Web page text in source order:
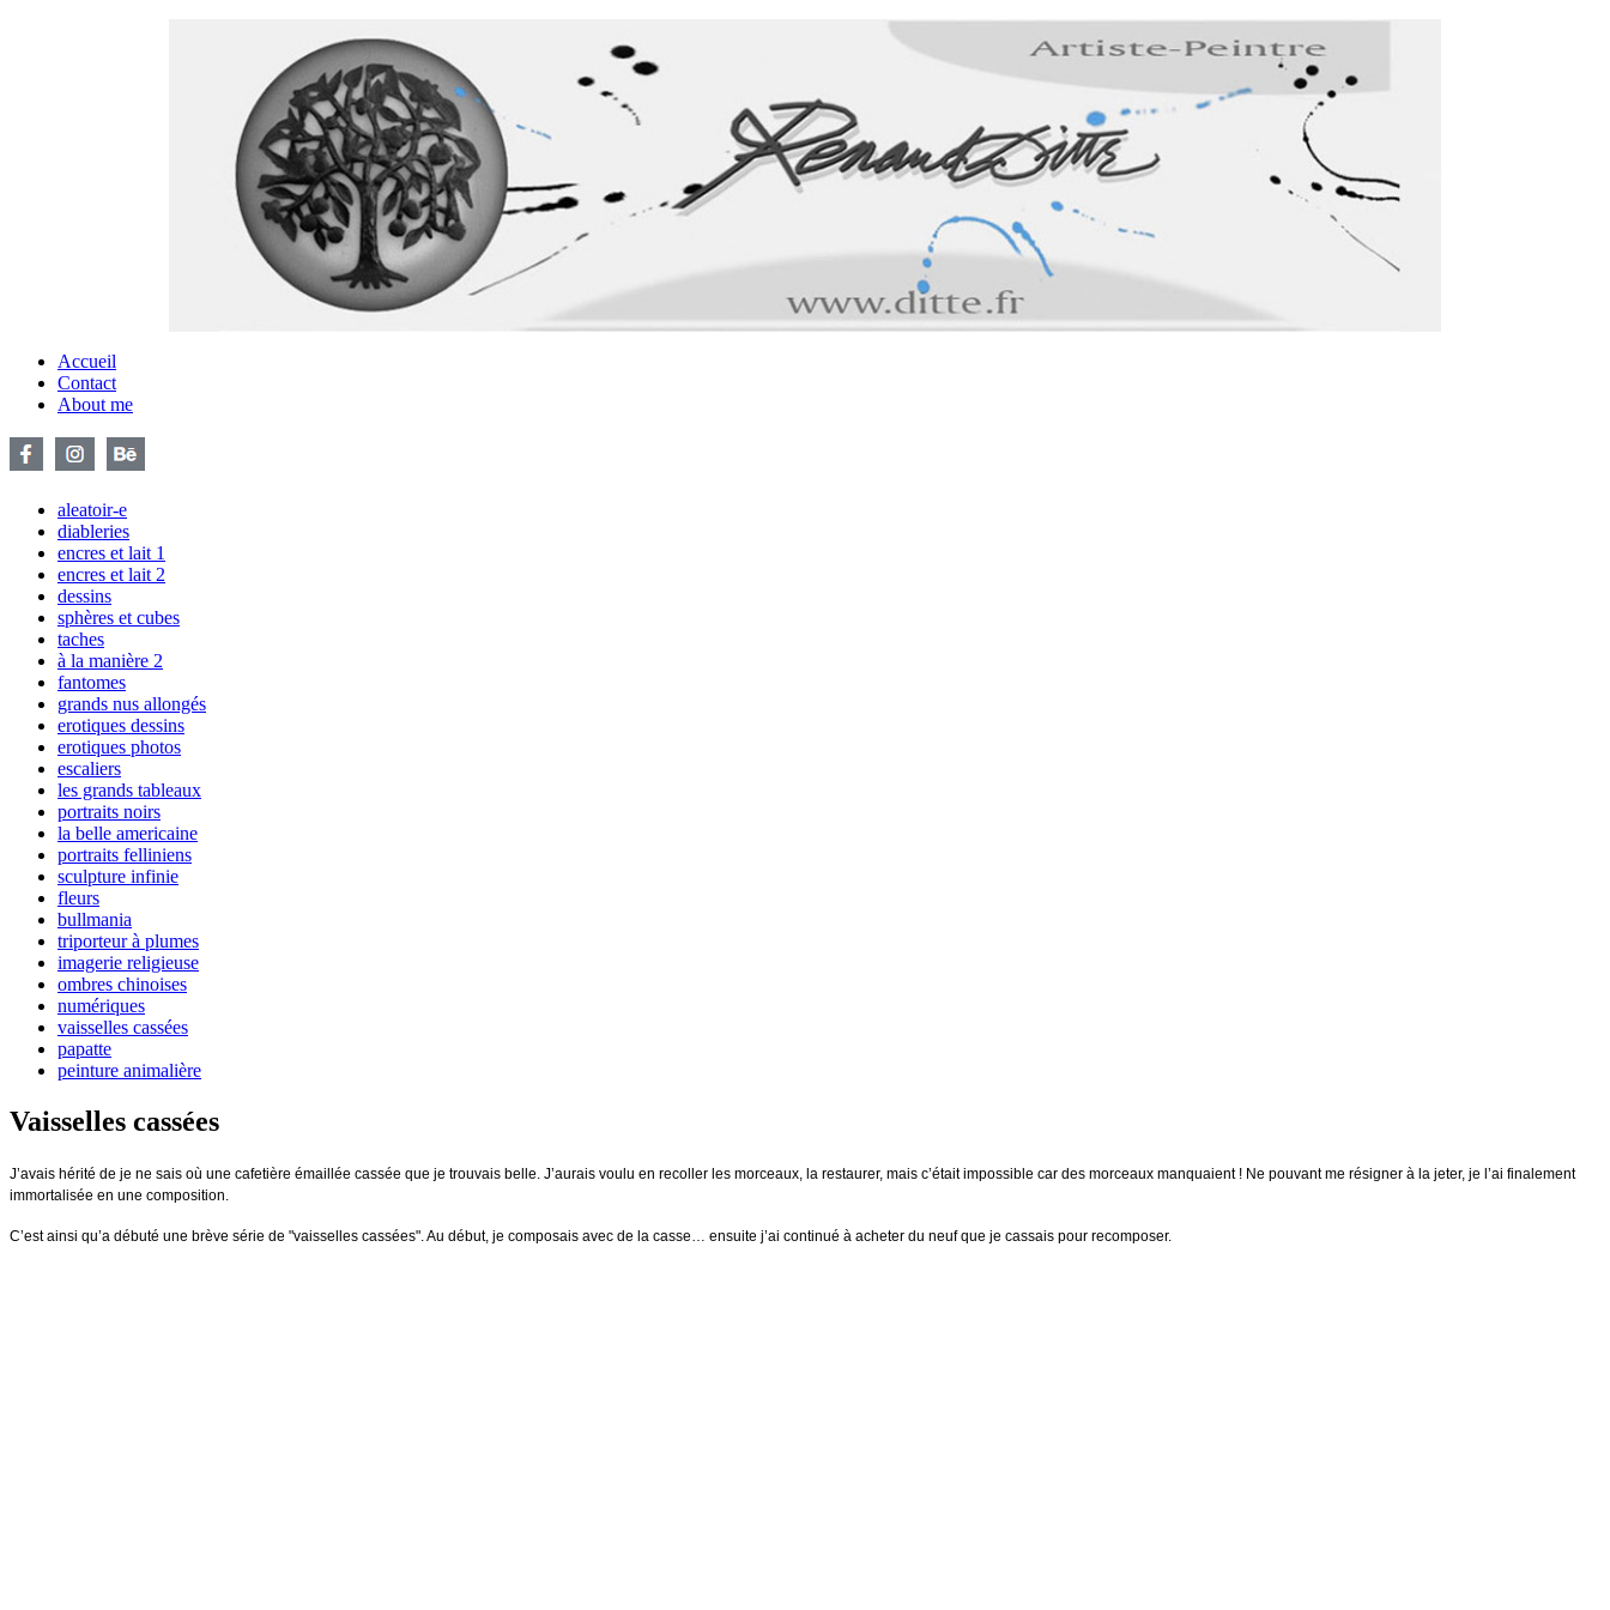
Accueil
Contact
About me
aleatoir-e
diableries
encres et lait 1
encres et lait 2
dessins
sphères et cubes
taches
à la manière 2
fantomes
grands nus allongés
erotiques dessins
erotiques photos
escaliers
les grands tableaux
portraits noirs
la belle americaine
portraits felliniens
sculpture infinie
fleurs
bullmania
triporteur à plumes
imagerie religieuse
ombres chinoises
numériques
vaisselles cassées
papatte
peinture animalière
Vaisselles cassées
J’avais hérité de je ne sais où une cafetière émaillée cassée que je trouvais belle. J’aurais voulu en recoller les morceaux, la restaurer, mais c’était impossible car des morceaux manquaient ! Ne pouvant me résigner à la jeter, je l’ai finalement
immortalisée en une composition.
C’est ainsi qu’a débuté une brève série de "vaisselles cassées". Au début, je composais avec de la casse… ensuite j’ai continué à acheter du neuf que je cassais pour recomposer.